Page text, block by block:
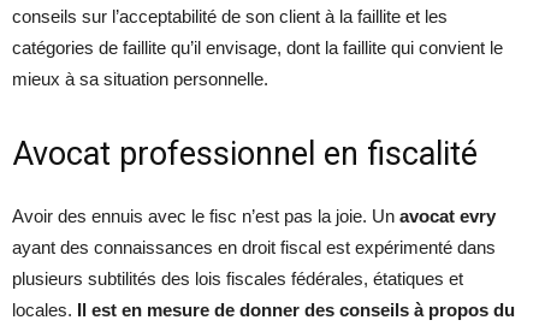
conseils sur l’acceptabilité de son client à la faillite et les
catégories de faillite qu’il envisage, dont la faillite qui convient le
mieux à sa situation personnelle.
Avocat professionnel en fiscalité
Avoir des ennuis avec le fisc n’est pas la joie. Un avocat evry
ayant des connaissances en droit fiscal est expérimenté dans
plusieurs subtilités des lois fiscales fédérales, étatiques et
locales. Il est en mesure de donner des conseils à propos du